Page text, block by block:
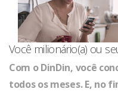
Você milionário(a) ou
Com o DinDin, você
todos os meses. E, no